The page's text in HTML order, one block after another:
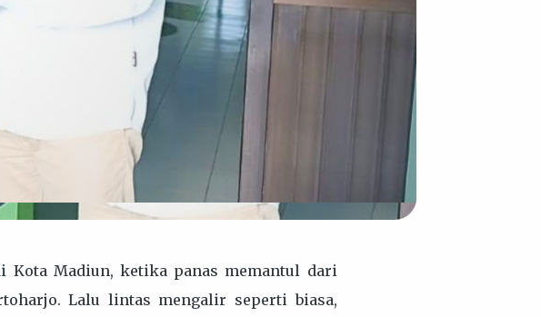
Kota Madiun, ketika panas memantul dari
Lalu lintas mengalir seperti biasa,